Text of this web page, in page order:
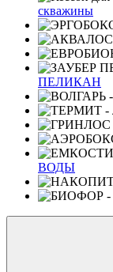
скважины
ПЕЛИКАН
ВОДЫ